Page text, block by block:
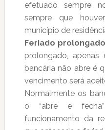
efetuado sempre
sempre que
município de
Feriado prolongado
prolongado,
bancária não abre é
vencimento será
Normalmente os
o “abre e
funcionamento da